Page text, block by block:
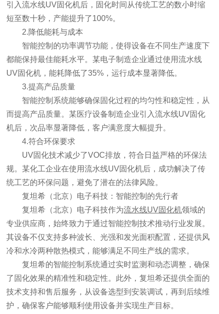
引入流水线UV固化机后，固化时间从传统工艺的数小时缩
短至数十秒，产能提升了100%。
2.降低能耗与成本
智能控制的功率调节功能，使得设备在不同生产速度下
都能保持最佳能耗水平。某电子制造企业通过使用流水线
UV固化机，能耗降低了35%，运行成本显著降低。
3.提高产品质量
智能控制系统能够确保固化过程的均匀性和稳定性，从
而提高产品质量。某医疗设备制造企业引入流水线UV固化
机后，次品率显著降低，客户满意度大幅提升。
4.符合环保要求
UV固化技术减少了VOC排放，符合日益严格的环保法
规。某化工企业在使用流水线UV固化机后，成功解决了传
统工艺的环保问题，避免了潜在的法律风险。
复坦希（北京）电子科技：智能控制的先行者
复坦希（北京）电子科技作为流水线UV固化机领域的
专业供应商，始终致力于通过智能控制技术推动行业发展。
其设备不仅支持多种波长、光强和发光面积配置，还提供风
冷和水冷两种散热模式，能够满足不同生产线的需求。
复坦希的智能控制系统通过实时监测和动态调整，确保
了固化效果的精准性和稳定性。此外，复坦希还提供全面的
技术支持和售后服务，从设备选型到安装调试，再到后续维
护，确保客户能够顺利使用设备并实现生产目标。